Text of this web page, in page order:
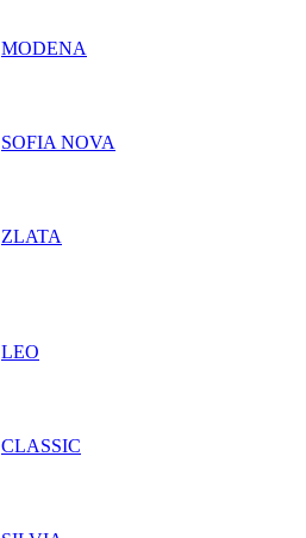
MODENA
SOFIA NOVA
ZLATA
LEO
CLASSIC